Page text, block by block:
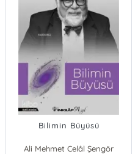
Bilimin Büyüsü
Ali Mehmet Celâl Şengör